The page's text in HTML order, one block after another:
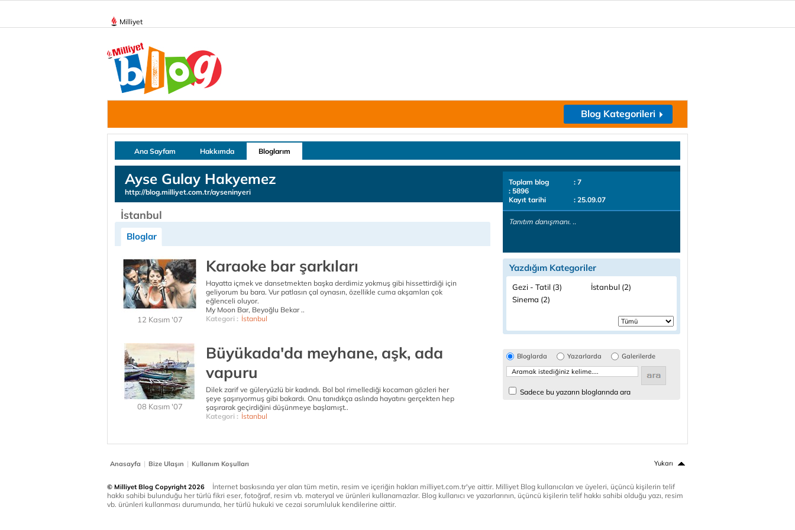
Milliyet
Blog Kategorileri
Ana Sayfam Hakkımda Bloglarım
Ayse Gulay Hakyemez
http://blog.milliyet.com.tr/ayseninyeri
İstanbul
Bloglar
12 Kasım '07
Karaoke bar şarkıları
Hayatta içmek ve dansetmekten başka derdimiz yokmuş gibi hissettirdiği için
geliyorum bu bara. Vur patlasın çal oynasın, özellikle cuma akşamları çok
eğlenceli oluyor.
My Moon Bar, Beyoğlu Bekar ..
Kategori : İstanbul
08 Kasım '07
Büyükada'da meyhane, aşk, ada
vapuru
Dilek zarif ve güleryüzlü bir kadındı. Bol bol rimellediği kocaman gözleri her
şeye şaşırıyormuş gibi bakardı. Onu tanıdıkça aslında hayatını gerçekten hep
şaşırarak geçirdiğini düşünmeye başlamışt..
Kategori : İstanbul
Toplam blog
: 7
: 5896
Kayıt tarihi
: 25.09.07
Tanıtım danışmanı. ..
Yazdığım Kategoriler
Gezi - Tatil (3)
İstanbul (2)
Sinema (2)
Bloglarda Yazarlarda Galerilerde
Sadece bu yazarın bloglarında ara
Anasayfa | Bize Ulaşın | Kullanım Koşulları Yukarı
© Milliyet Blog Copyright 2026
İnternet baskısında yer alan tüm metin, resim ve içeriğin hakları milliyet.com.tr'ye aittir. Milliyet Blog kullanıcıları ve üyeleri, üçüncü kişilerin telif
hakkı sahibi bulunduğu her türlü fikri eser, fotoğraf, resim vb. materyal ve ürünleri kullanamazlar. Blog kullanıcı ve yazarlarının, üçüncü kişilerin telif hakkı sahibi olduğu yazı, resim
vb. ürünleri kullanması durumunda, her türlü hukuki ve cezai sorumluluk kendilerine aittir.